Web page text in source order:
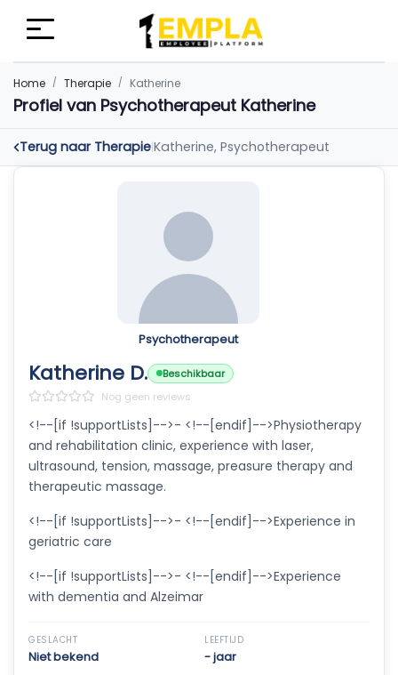
Home Therapie Katherine
Profiel van Psychotherapeut Katherine
Terug naar Therapie|Katherine, Psychotherapeut
Psychotherapeut
Katherine D.
Beschikbaar
Nog geen reviews
<!--[if !supportLists]-->- <!--[endif]-->Physiotherapy
and rehabilitation clinic, experience with laser,
ultrasound, tension, massage, preasure therapy and
therapeutic massage.
<!--[if !supportLists]-->- <!--[endif]-->Experience in
geriatric care
<!--[if !supportLists]-->- <!--[endif]-->Experience
with dementia and Alzeimar
GESLACHT
Niet bekend
LEEFTIJD
- jaar